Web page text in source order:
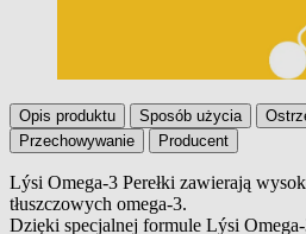
Opis produktu Sposób użycia
Przechowywanie
Producent
Opis produktu
Lýsi Omega-3 Perełki zawierają
tłuszczowych omega-3.
Dzięki specjalnej formule Lýsi